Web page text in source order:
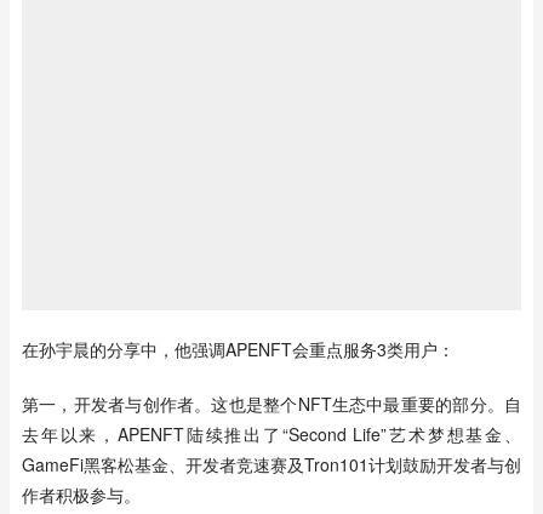
在孙宇晨的分享中，他强调APENFT会重点服务3类用户：
第一，开发者与创作者。这也是整个NFT生态中最重要的部分。自
去年以来，APENFT陆续推出了“Second Life”艺术梦想基金、
GameFi黑客松基金、开发者竞速赛及Tron101计划鼓励开发者与创
作者积极参与。